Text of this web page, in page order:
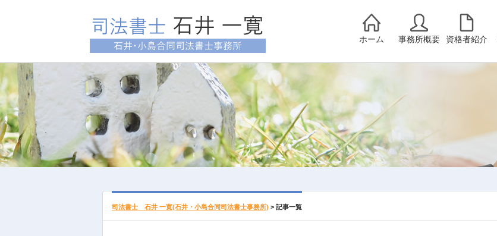
ホーム 事務所概要 資格者紹介
司法書士 石井 一寛(石井・小島合同司法書士事務所) > 記事一覧